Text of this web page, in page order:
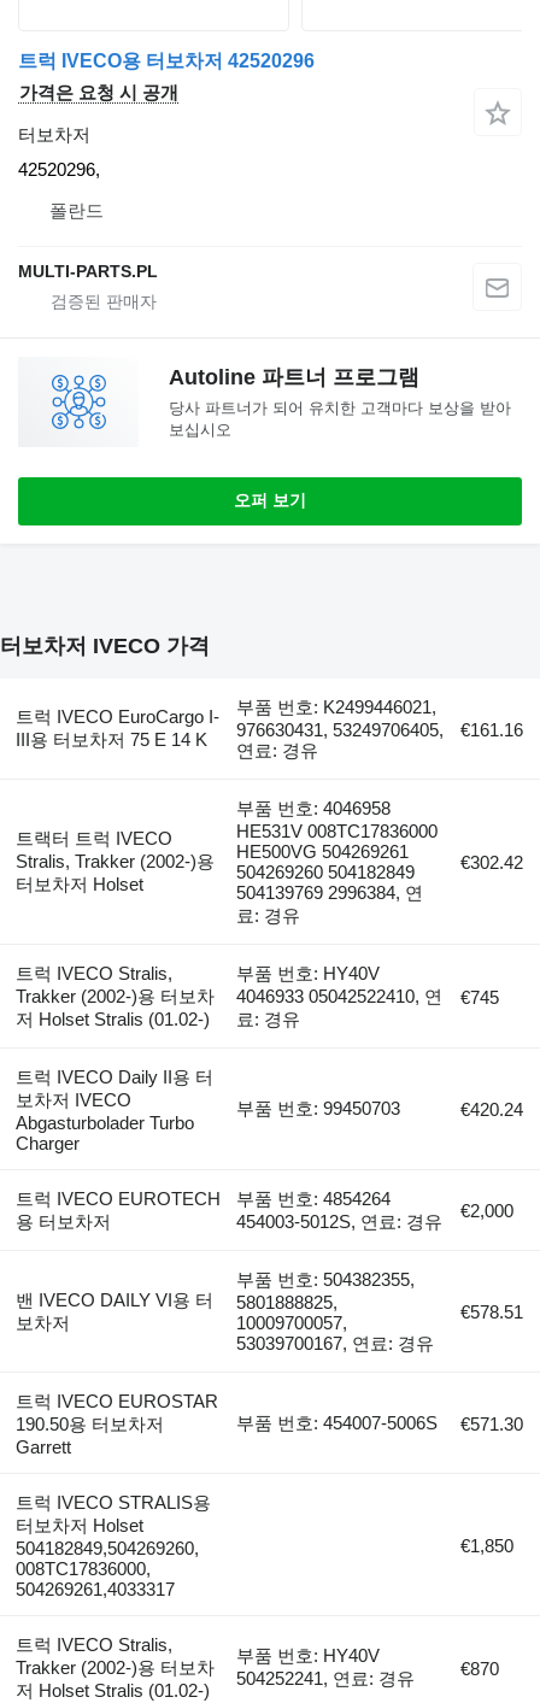
트럭 IVECO용 터보차저 42520296
가격은 요청 시 공개
터보차저
42520296,
폴란드
MULTI-PARTS.PL
Autoline 파트너 프로그램
당사 파트너가 되어 유치한 고객마다 보상을 받아
보십시오
오퍼 보기
터보차저 IVECO 가격
트럭 IVECO EuroCargo I-
III용 터보차저 75 E 14 K
부품 번호: K2499446021,
976630431, 53249706405,
연료: 경유
€161.16
트랙터 트럭 IVECO
Stralis, Trakker (2002-)용
터보차저 Holset
부품 번호: 4046958
HE531V 008TC17836000
HE500VG 504269261
504269260 504182849
504139769 2996384, 연
료: 경유
€302.42
트럭 IVECO Stralis,
Trakker (2002-)용 터보차
저 Holset Stralis (01.02-)
부품 번호: HY40V
4046933 05042522410, 연
료: 경유
€745
트럭 IVECO Daily II용 터
보차저 IVECO
Abgasturbolader Turbo
Charger
부품 번호: 99450703 €420.24
트럭 IVECO EUROTECH
용 터보차저
부품 번호: 4854264
454003-5012S, 연료: 경유
€2,000
밴 IVECO DAILY VI용 터
보차저
부품 번호: 504382355,
5801888825,
10009700057,
53039700167, 연료: 경유
€578.51
트럭 IVECO EUROSTAR
190.50용 터보차저
Garrett
부품 번호: 454007-5006S €571.30
트럭 IVECO STRALIS용
터보차저 Holset
504182849,504269260,
008TC17836000,
504269261,4033317
€1,850
트럭 IVECO Stralis,
Trakker (2002-)용 터보차
저 Holset Stralis (01.02-)
부품 번호: HY40V
504252241, 연료: 경유
€870